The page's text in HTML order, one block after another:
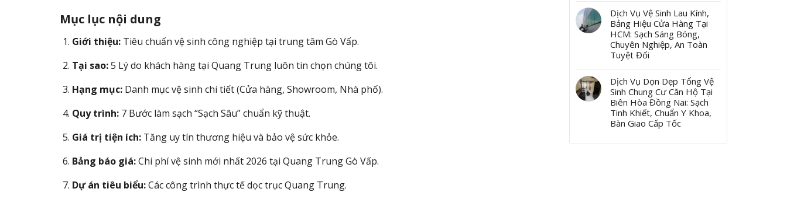
Mục lục nội dung
Giới thiệu:Tiêu chuẩn vệ sinh công nghiệp tại trung tâm Gò Vấp.
Tại sao:5 Lý do khách hàng tại Quang Trung luôn tin chọn chúng tôi.
Hạng mục:Danh mục vệ sinh chi tiết (Cửa hàng, Showroom, Nhà phố).
Quy trình:7 Bước làm sạch “Sạch Sâu” chuẩn kỹ thuật.
Giá trị tiện ích:Tăng uy tín thương hiệu và bảo vệ sức khỏe.
Bảng báo giá:Chi phí vệ sinh mới nhất 2026 tại Quang Trung Gò Vấp.
Dự án tiêu biểu:Các công trình thực tế dọc trục Quang Trung.
Dịch Vụ Vệ Sinh Lau Kính,
Bảng Hiệu Cửa Hàng Tại
HCM: Sạch Sáng Bóng,
Chuyên Nghiệp, An Toàn
Tuyệt Đối
Dịch Vụ Dọn Dẹp Tổng Vệ
Sinh Chung Cư Căn Hộ Tại
Biên Hòa Đồng Nai: Sạch
Tinh Khiết, Chuẩn Y Khoa,
Bàn Giao Cấp Tốc